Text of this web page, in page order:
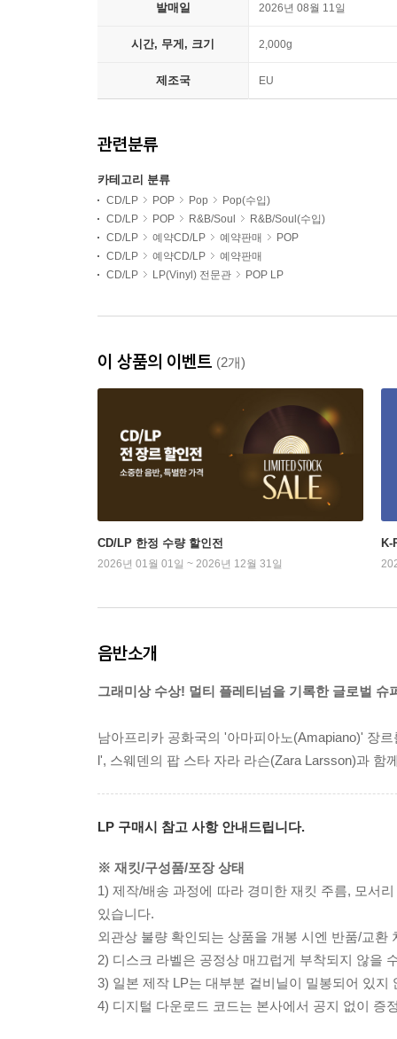
발매일 2026년 08월 11일
시간, 무게, 크기 2,000g
제조국 EU
관련분류
카테고리 분류
CD/LP POP Pop
Pop(수입)
CD/LP
POP R&B/Soul
R&B/Soul(수입)
CD/LP
예약CD/LP 예약판매
POP
CD/LP
예약CD/LP
예약판매
CD/LP
LP(Vinyl) 전문관 POP LP
이 상품의 이벤트 (2개)
CD/LP 한정 수량 할인전
2026년 01월 01일 ~ 2026년 12월 31일
K-
음반소개
그래미상 수상! 멀티 플레티넘을 기록한 글로벌
남아프리카 공화국의 '아마피아노(Amapiano)' 장
l', 스웨덴의 팝 스타 자라 라슨(Zara Larsson)과 함
LP 구매시 참고 사항 안내드립니다.
※ 재킷/구성품/포장 상태
1) 제작/배송 과정에 따라 경미한 재킷 주름, 모서
있습니다.
외관상 불량 확인되는 상품을 개봉 시엔 반품/교환
2) 디스크 라벨은 공정상 매끄럽게 부착되지 않을
3) 일본 제작 LP는 대부분 겉비닐이 밀봉되어 있지
4) 디지털 다운로드 코드는 본사에서 공지 없이 증